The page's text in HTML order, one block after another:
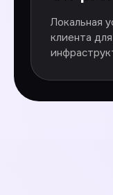
Локальная
клиента